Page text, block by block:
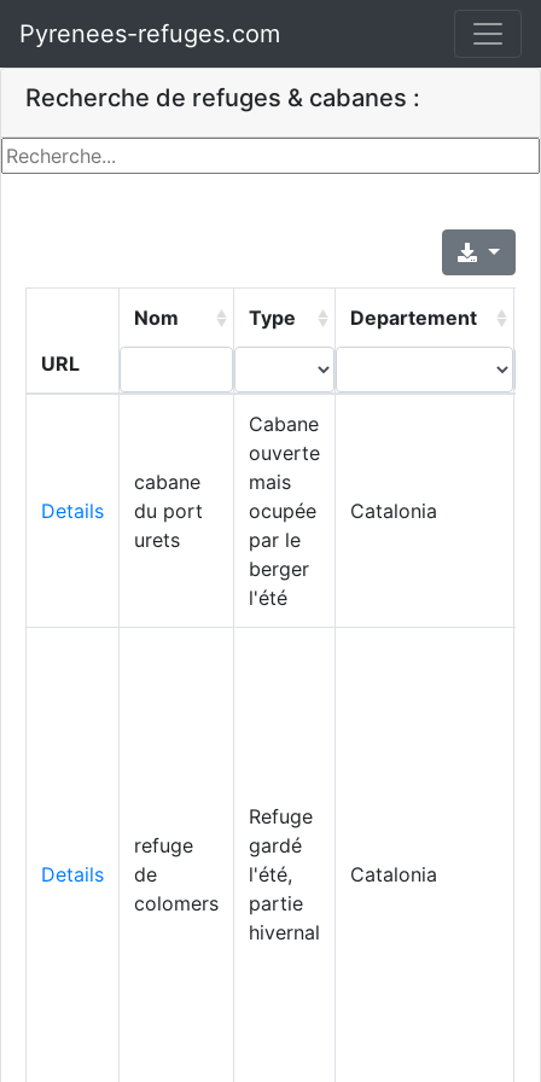
Pyrenees-refuges.com
Recherche de refuges & cabanes :
URL
Nom Type Departement
Details
cabane
du port
urets
Cabane
ouverte
mais
ocupée
par le
berger
l'été
Catalonia
Details
refuge
de
colomers
Refuge
gardé
l'été,
partie
hivernal
Catalonia